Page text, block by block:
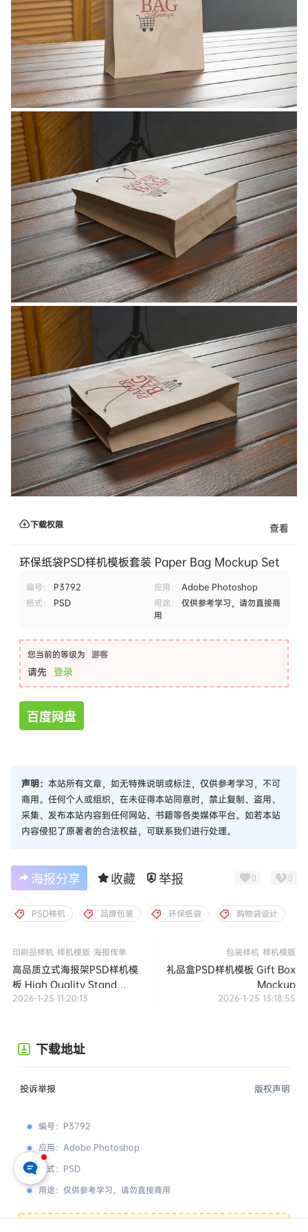
下载权限 查看
环保纸袋PSD样机模板套装 Paper Bag Mockup Set
编号： P3792 应用：
Adobe Photoshop
格式：
PSD 用途：
仅供参考学习，请勿直接商
用
您当前的等级为 游客
请先 登录
百度网盘
声明： 本站所有文章，如无特殊说明或标注，仅供参考学习，不可
商用。任何个人或组织，在未征得本站同意时，禁止复制、盗用、
采集、发布本站内容到任何网站、书籍等各类媒体平台。如若本站
内容侵犯了原著者的合法权益，可联系我们进行处理。
海报分享 收藏 举报 0 0
PSD样机 品牌包装 环保纸袋 购物袋设计
印刷品样机 样机模版 海报传单
高品质立式海报架PSD样机模
板 High Quality Stand
Poster Mockup
2026-1-25 11:20:13
包装样机 样机模版
礼品盒PSD样机模板 Gift Box
Mockup
2026-1-25 13:18:55
下载地址
投诉举报 版权声明
编号： P3792
应用： Adobe Photoshop
格式： PSD
用途： 仅供参考学习，请勿直接商用